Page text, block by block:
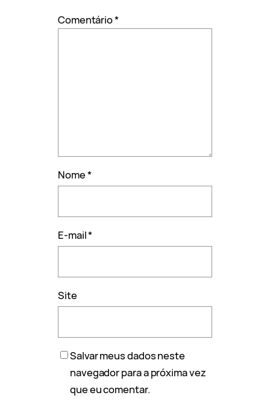
Comentário*
Nome*
E-mail*
Site
Salvar meus dados neste
navegador para a próxima vez
que eu comentar.